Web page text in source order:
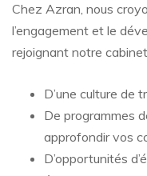
Chez Azran, nous
l’engagement et le
rejoignant notre
D’une culture de
De programmes
approfondir vos
D’opportunités